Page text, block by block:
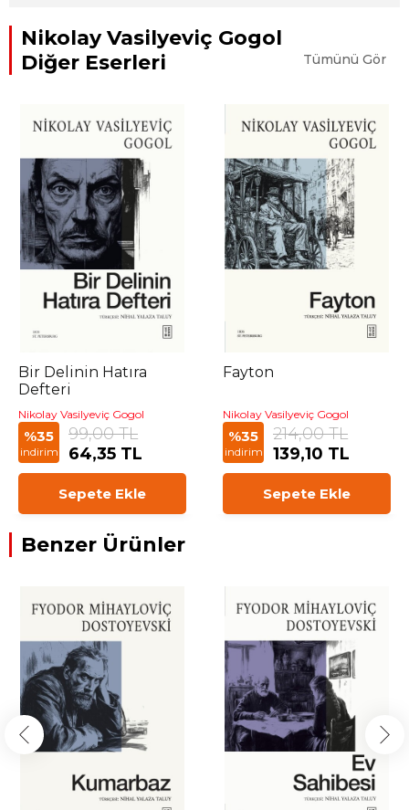
Nikolay Vasilyeviç Gogol
Diğer Eserleri
Tümünü Gör
Bir Delinin Hatıra
Defteri
Nikolay Vasilyeviç Gogol
%35
indirim
99,00 TL
64,35 TL
Sepete Ekle
Fayton
Nikolay Vasilyeviç Gogol
%35
indirim
214,00 TL
139,10 TL
Sepete Ekle
Benzer Ürünler